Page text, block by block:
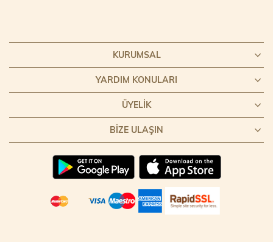
KURUMSAL
YARDIM KONULARI
ÜYELIK
BIZE ULAŞIN